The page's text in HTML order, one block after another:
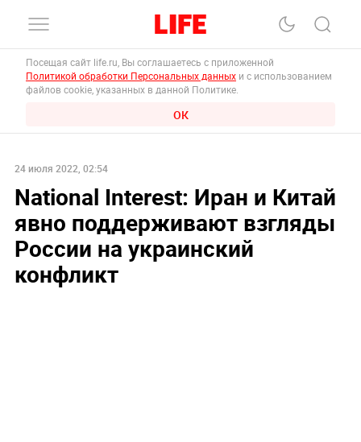
Посещая сайт life.ru, Вы соглашаетесь с приложенной
Политикой обработки Персональных данных и с использованием
файлов cookie, указанных в данной Политике.
ОК
24 июля 2022, 02:54
National Interest: Иран и Китай
явно поддерживают взгляды
России на украинский
конфликт